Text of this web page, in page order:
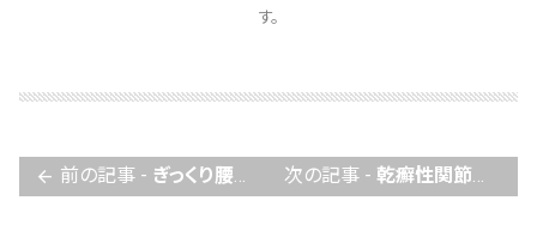
す。
arrow_back 前の記事 - ぎっくり腰でお困りの方へ 次の記事 - 乾癬性関節炎にお悩みの方へ